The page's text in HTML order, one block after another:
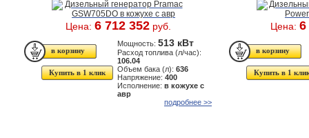
Цена: 6 712 352руб.
Купить в 1 клик
Мощность: 513 кВт
Расход топлива (л/час):
106.04
Объем бака (л): 636
Напряжение: 400
Исполнение: в кожухе с
авр
подробнее >>
Цена: 6
Купить в 1